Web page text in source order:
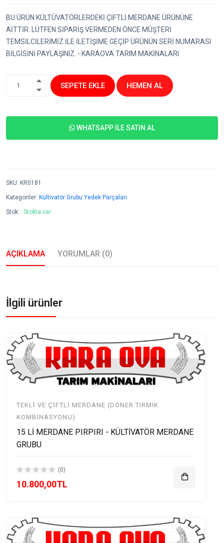
BU ÜRÜN KÜLTÜVATÖRLERDEKİ ÇİFTLİ MERDANE ÜRÜNÜNE
AİTTİR. LÜTFEN SİPARİŞ VERMEDEN ÖNCE MÜŞTERİ
TEMSİLCİLERİMİZ İLE İLETİŞİME GEÇİP ÜRÜNÜN SERİ NUMARASI
BİLGİSİNİ PAYLAŞINIZ. - KARAOVA TARIM MAKİNALARI
1 SEPETE EKLE HEMEN AL
WHATSAPP İLE SATIN AL
SKU: KR0181
Kategoriler: Kültivatör Grubu Yedek Parçaları
Stok: Stokta var
AÇIKLAMA YORUMLAR (0)
İlgili ürünler
TEKLI VE ÇIFTLI MERDANE (DÖNER TIRMIK
KOMBINASYONU)
15 Lİ MERDANE PIRPIRI - KÜLTİVATÖR MERDANE
GRUBU
(0)
10.800,00TL